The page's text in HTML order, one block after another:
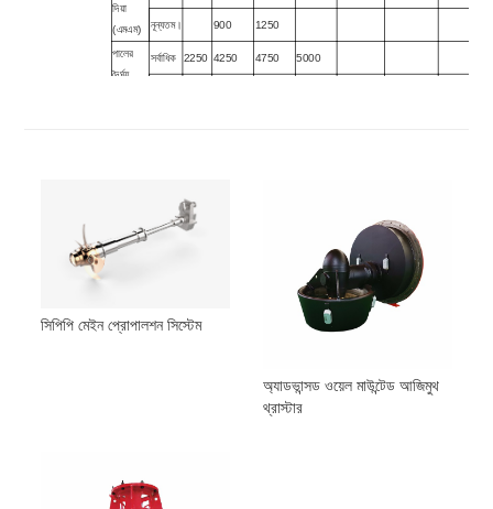
দিয়া
(এমএম)
নূন্যতম। 900 1250
পালের
দৈর্ঘ্য
সর্বাধিক 2250 4250 4750 5000
সিপিপি মেইন প্রোপালশন সিস্টেম
অ্যাডভান্সড ওয়েল মাউন্টেড আজিমুথ
থ্রাস্টার